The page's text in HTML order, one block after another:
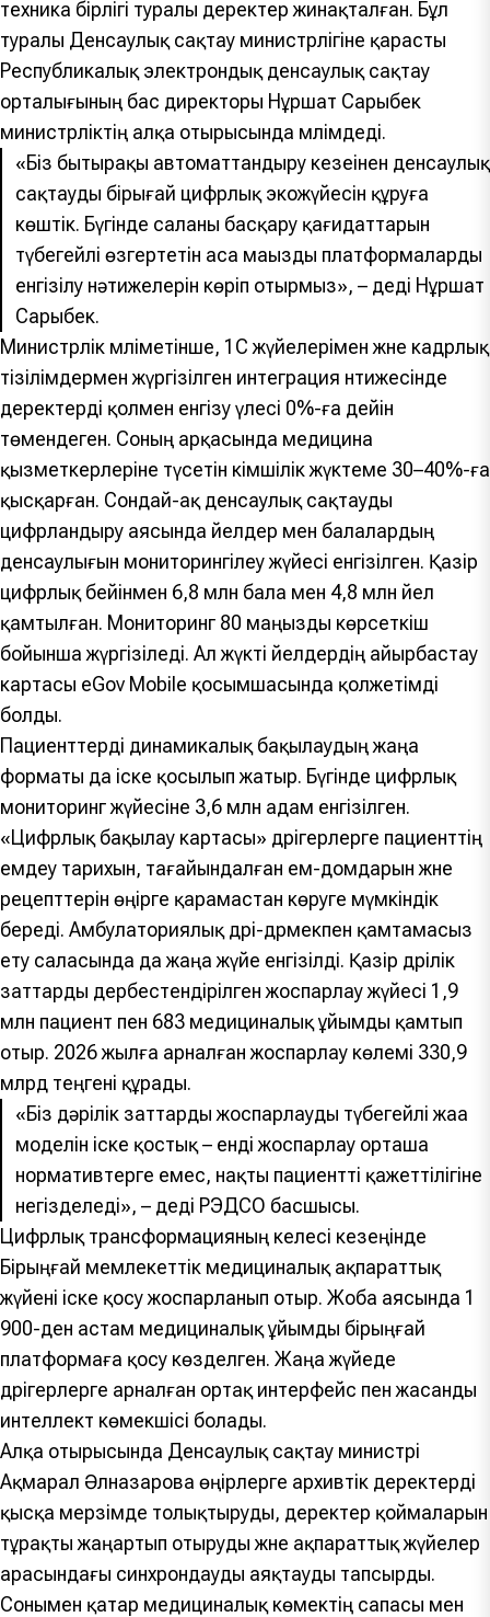
техника бірлігі туралы деректер жинақталған. Бұл
туралы Денсаулық сақтау министрлігіне қарасты
Республикалық электрондық денсаулық сақтау
орталығының бас директоры Нұршат Сарыбек
министрліктің алқа отырысында мәлімдеді.
«Біз бытыраңқы автоматтандыру кезеңінен денсаулық
сақтаудың бірыңғай цифрлық экожүйесін құруға
көштік. Бүгінде саланы басқару қағидаттарын
түбегейлі өзгертетін аса маңызды платформалардың
енгізілу нәтижелерін көріп отырмыз», – деді Нұршат
Сарыбек.
Министрлік мәліметінше, 1С жүйелерімен және кадрлық
тізілімдермен жүргізілген интеграция нәтижесінде
деректерді қолмен енгізу үлесі 0%-ға дейін
төмендеген. Соның арқасында медицина
қызметкерлеріне түсетін әкімшілік жүктеме 30–40%-ға
қысқарған. Сондай-ақ денсаулық сақтауды
цифрландыру аясында әйелдер мен балалардың
денсаулығын мониторингілеу жүйесі енгізілген. Қазір
цифрлық бейінмен 6,8 млн бала мен 4,8 млн әйел
қамтылған. Мониторинг 80 маңызды көрсеткіш
бойынша жүргізіледі. Ал жүкті әйелдердің айырбастау
картасы eGov Mobile қосымшасында қолжетімді
болды.
Пациенттерді динамикалық бақылаудың жаңа
форматы да іске қосылып жатыр. Бүгінде цифрлық
мониторинг жүйесіне 3,6 млн адам енгізілген.
«Цифрлық бақылау картасы» дәрігерлерге пациенттің
емдеу тарихын, тағайындалған ем-домдарын және
рецепттерін өңірге қарамастан көруге мүмкіндік
береді. Амбулаториялық дәрі-дәрмекпен қамтамасыз
ету саласында да жаңа жүйе енгізілді. Қазір дәрілік
заттарды дербестендірілген жоспарлау жүйесі 1,9
млн пациент пен 683 медициналық ұйымды қамтып
отыр. 2026 жылға арналған жоспарлау көлемі 330,9
млрд теңгені құрады.
«Біз дәрілік заттарды жоспарлаудың түбегейлі жаңа
моделін іске қостық – енді жоспарлау орташа
нормативтерге емес, нақты пациенттің қажеттілігіне
негізделеді», – деді РЭДСО басшысы.
Цифрлық трансформацияның келесі кезеңінде
Бірыңғай мемлекеттік медициналық ақпараттық
жүйені іске қосу жоспарланып отыр. Жоба аясында 1
900-ден астам медициналық ұйымды бірыңғай
платформаға қосу көзделген. Жаңа жүйеде
дәрігерлерге арналған ортақ интерфейс пен жасанды
интеллект көмекшісі болады.
Алқа отырысында Денсаулық сақтау министрі
Ақмарал Әлназарова өңірлерге архивтік деректерді
қысқа мерзімде толықтыруды, деректер қоймаларын
тұрақты жаңартып отыруды және ақпараттық жүйелер
арасындағы синхрондауды аяқтауды тапсырды.
Сонымен қатар медициналық көмектің сапасы мен